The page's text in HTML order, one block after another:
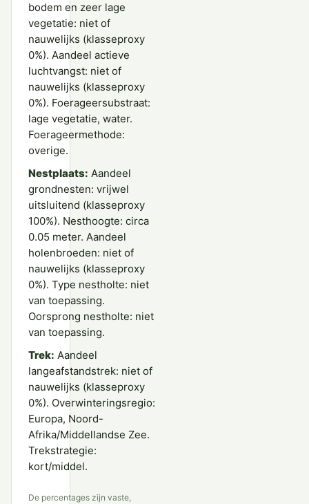
bodem en zeer lage
vegetatie: niet of
nauwelijks (klasseproxy
0%). Aandeel actieve
luchtvangst: niet of
nauwelijks (klasseproxy
0%). Foerageersubstraat:
lage vegetatie, water.
Foerageermethode:
overige.
Nestplaats: Aandeel
grondnesten: vrijwel
uitsluitend (klasseproxy
100%). Nesthoogte: circa
0.05 meter. Aandeel
holenbroeden: niet of
nauwelijks (klasseproxy
0%). Type nestholte: niet
van toepassing.
Oorsprong nestholte: niet
van toepassing.
Trek: Aandeel
langeafstandstrek: niet of
nauwelijks (klasseproxy
0%). Overwinteringsregio:
Europa, Noord-
Afrika/Middellandse Zee.
Trekstrategie:
kort/middel.
De percentages zijn vaste,